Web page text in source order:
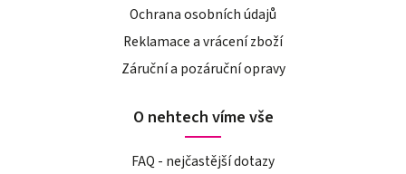
Ochrana osobních údajů
Reklamace a vrácení zboží
Záruční a pozáruční opravy
O nehtech víme vše
FAQ - nejčastější dotazy